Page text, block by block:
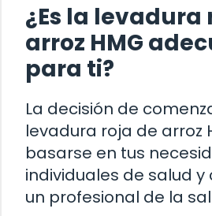
¿Es la levadura
arroz HMG
para ti?
La decisión de
levadura roja de arroz
basarse en tus
individuales de salud
un profesional de la